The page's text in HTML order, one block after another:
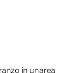
in un’area